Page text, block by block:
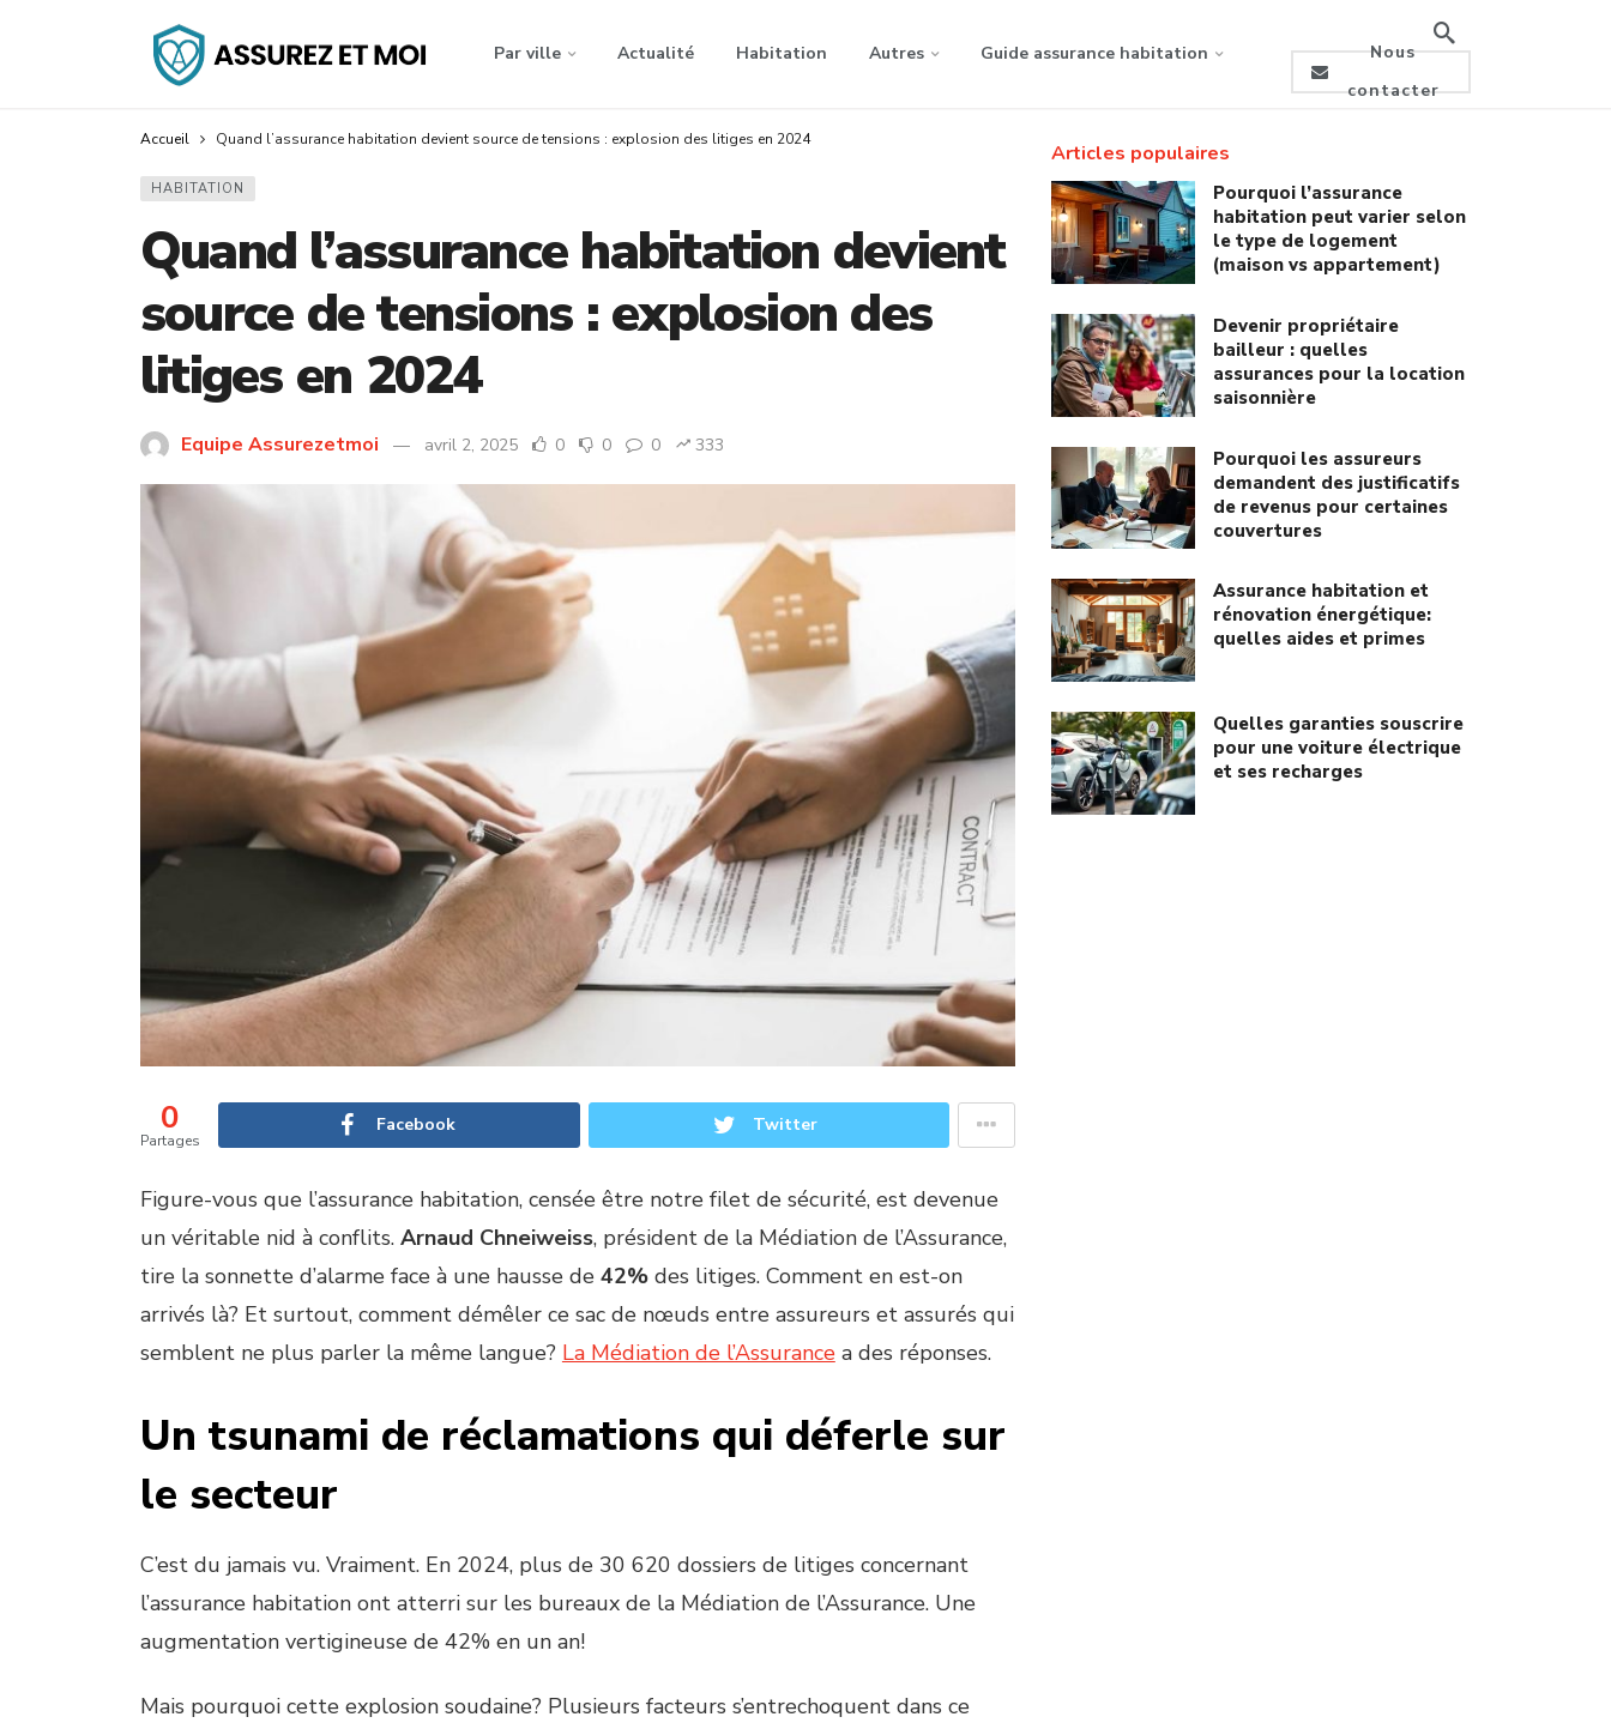
Par ville Actualité Habitation Autres Guide assurance habitation
Nous
contacter
Accueil Quand l’assurance habitation devient source de tensions : explosion des litiges en 2024
HABITATION
Quand l’assurance habitation devient
source de tensions : explosion des
litiges en 2024
Equipe Assurezetmoi avril 2, 2025 0 0 0 333
0
Partages
Facebook Twitter
Figure-vous que l’assurance habitation, censée être notre filet de sécurité, est devenue
un véritable nid à conflits. Arnaud Chneiweiss, président de la Médiation de l’Assurance,
tire la sonnette d’alarme face à une hausse de 42%des litiges. Comment en est-on
arrivés là? Et surtout, comment démêler ce sac de nœuds entre assureurs et assurés qui
semblent ne plus parler la même langue? La Médiation de l’Assurancea des réponses.
Un tsunami de réclamations qui déferle sur
le secteur
C’est du jamais vu. Vraiment. En 2024, plus de 30 620 dossiers de litiges concernant
l’assurance habitation ont atterri sur les bureaux de la Médiation de l’Assurance. Une
augmentation vertigineuse de 42% en un an!
Mais pourquoi cette explosion soudaine? Plusieurs facteurs s’entrechoquent dans ce
Articles populaires
Pourquoi l’assurance
habitation peut varier selon
le type de logement
(maison vs appartement)
Devenir propriétaire
bailleur : quelles
assurances pour la location
saisonnière
Pourquoi les assureurs
demandent des justificatifs
de revenus pour certaines
couvertures
Assurance habitation et
rénovation énergétique:
quelles aides et primes
Quelles garanties souscrire
pour une voiture électrique
et ses recharges